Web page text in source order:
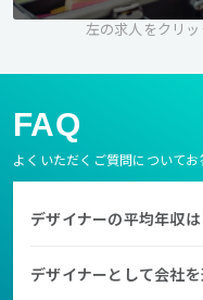
左の求人をクリッ
FAQ
よくいただくご質問についてお
デザイナーの平均年収
デザイナーとして会社